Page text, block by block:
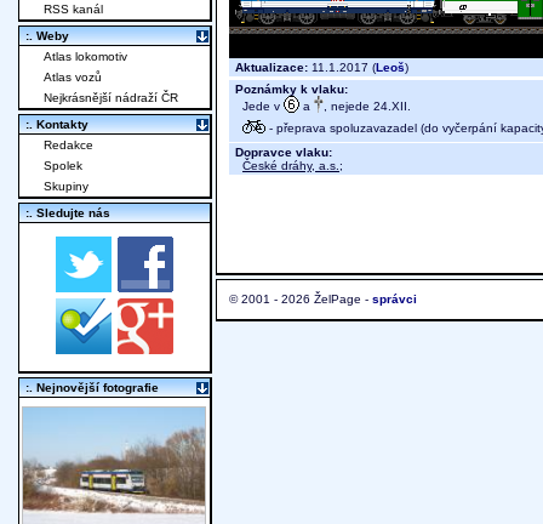
Aktualizace: 11.1.2017 (Leoš)
Poznámky k vlaku:
Jede v
a
, nejede 24.XII.
- přeprava spoluzavazadel (do vyčerpání
Dopravce vlaku:
České dráhy, a.s. ;
© 2001 - 2026 ŽelPage - správci
RSS kanál
:. Weby
Atlas lokomotiv
Atlas vozů
Nejkrásnější nádraží ČR
:. Kontakty
Redakce
Spolek
Skupiny
:. Sledujte nás
:. Nejnovější fotografie